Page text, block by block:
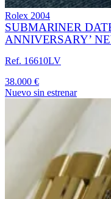
Rolex 2004
SUBMARINER
ANNIVERSARY’
Ref. 16610LV
38.000 €
Nuevo sin estrenar